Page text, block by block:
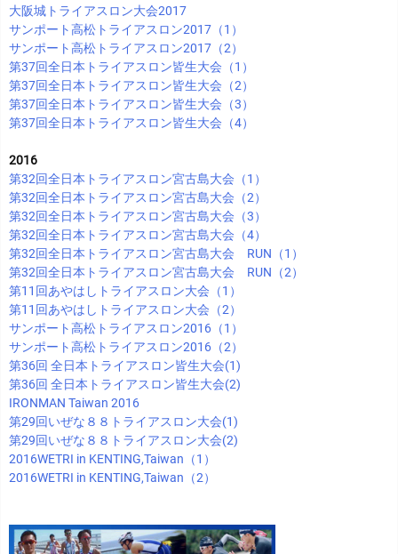
大阪城トライアスロン大会2017
サンポート高松トライアスロン2017（1）
サンポート高松トライアスロン2017（2）
第37回全日本トライアスロン皆生大会（1）
第37回全日本トライアスロン皆生大会（2）
第37回全日本トライアスロン皆生大会（3）
第37回全日本トライアスロン皆生大会（4）
2016
第32回全日本トライアスロン宮古島大会（1）
第32回全日本トライアスロン宮古島大会（2）
第32回全日本トライアスロン宮古島大会（3）
第32回全日本トライアスロン宮古島大会（4）
第32回全日本トライアスロン宮古島大会 RUN（1）
第32回全日本トライアスロン宮古島大会 RUN（2）
第11回あやはしトライアスロン大会（1）
第11回あやはしトライアスロン大会（2）
サンポート高松トライアスロン2016（1）
サンポート高松トライアスロン2016（2）
第36回 全日本トライアスロン皆生大会(1)
第36回 全日本トライアスロン皆生大会(2)
IRONMAN Taiwan 2016
第29回いぜな８８トライアスロン大会(1)
第29回いぜな８８トライアスロン大会(2)
2016WETRI in KENTING,Taiwan（1）
2016WETRI in KENTING,Taiwan（2）